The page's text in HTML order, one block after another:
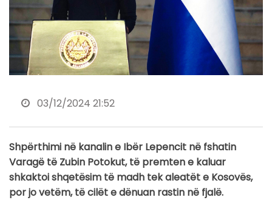
03/12/2024 21:52
Shpërthimi në kanalin e Ibër Lepencit në fshatin
Varagë të Zubin Potokut, të premten e kaluar
shkaktoi shqetësim të madh tek aleatët e Kosovës,
por jo vetëm, të cilët e dënuan rastin në fjalë.